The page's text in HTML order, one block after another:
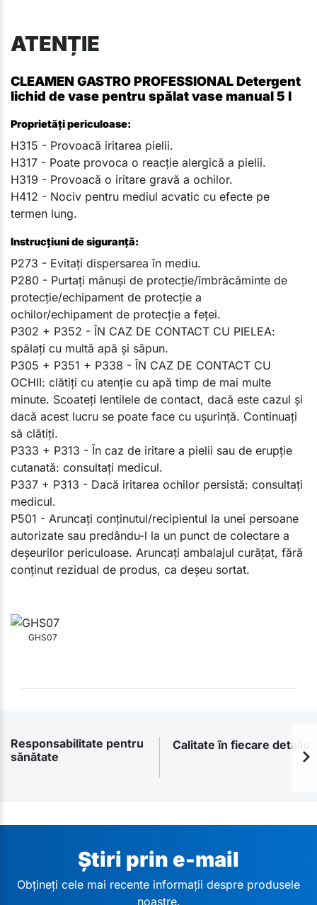
ATENȚIE
CLEAMEN GASTRO PROFESSIONAL Detergent
lichid de vase pentru spălat vase manual 5 l
Proprietăți periculoase:
H315 - Provoacă iritarea pielii.
H317 - Poate provoca o reacţie alergică a pielii.
H319 - Provoacă o iritare gravă a ochilor.
H412 - Nociv pentru mediul acvatic cu efecte pe
termen lung.
Instrucțiuni de siguranță:
P273 - Evitaţi dispersarea în mediu.
P280 - Purtaţi mănuşi de protecţie/îmbrăcăminte de
protecţie/echipament de protecţie a
ochilor/echipament de protecţie a feţei.
P302 + P352 - ÎN CAZ DE CONTACT CU PIELEA:
spălaţi cu multă apă şi săpun.
P305 + P351 + P338 - ÎN CAZ DE CONTACT CU
OCHII: clătiţi cu atenţie cu apă timp de mai multe
minute. Scoateţi lentilele de contact, dacă este cazul şi
dacă acest lucru se poate face cu uşurinţă. Continuaţi
să clătiţi.
P333 + P313 - În caz de iritare a pielii sau de erupţie
cutanată: consultaţi medicul.
P337 + P313 - Dacă iritarea ochilor persistă: consultaţi
medicul.
P501 - Aruncaţi conţinutul/recipientul la unei persoane
autorizate sau predându-l la un punct de colectare a
deșeurilor periculoase. Aruncați ambalajul curățat, fără
conținut rezidual de produs, ca deșeu sortat.
GHS07
Responsabilitate pentru
sănătate
Calitate în fiecare detaliu
Știri prin e-mail
Obțineți cele mai recente informații despre produsele
noastre.